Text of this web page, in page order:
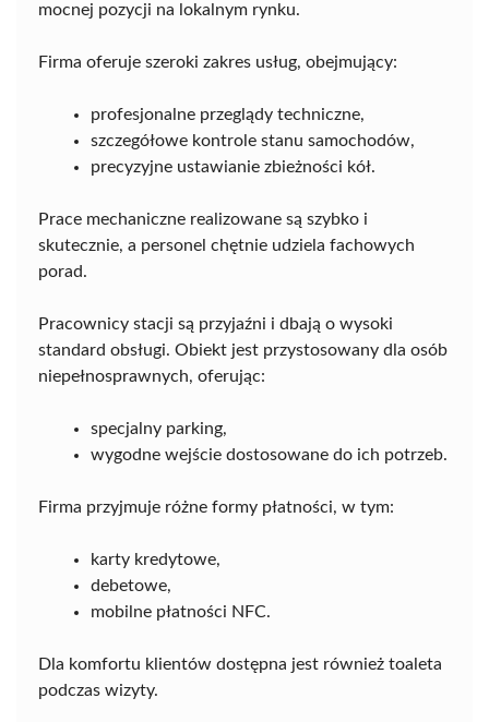
mocnej pozycji na lokalnym rynku.
Firma oferuje szeroki zakres usług, obejmujący:
profesjonalne przeglądy techniczne,
szczegółowe kontrole stanu samochodów,
precyzyjne ustawianie zbieżności kół.
Prace mechaniczne realizowane są szybko i
skutecznie, a personel chętnie udziela fachowych
porad.
Pracownicy stacji są przyjaźni i dbają o wysoki
standard obsługi. Obiekt jest przystosowany dla osób
niepełnosprawnych, oferując:
specjalny parking,
wygodne wejście dostosowane do ich potrzeb.
Firma przyjmuje różne formy płatności, w tym:
karty kredytowe,
debetowe,
mobilne płatności NFC.
Dla komfortu klientów dostępna jest również toaleta
podczas wizyty.